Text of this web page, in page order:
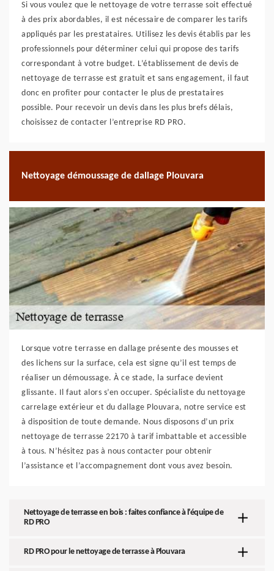
Si vous voulez que le nettoyage de votre terrasse soit effectué
à des prix abordables, il est nécessaire de comparer les tarifs
appliqués par les prestataires. Utilisez les devis établis par les
professionnels pour déterminer celui qui propose des tarifs
correspondant à votre budget. L’établissement de devis de
nettoyage de terrasse est gratuit et sans engagement, il faut
donc en profiter pour contacter le plus de prestataires
possible. Pour recevoir un devis dans les plus brefs délais,
choisissez de contacter l’entreprise RD PRO.
Nettoyage démoussage de dallage Plouvara
Lorsque votre terrasse en dallage présente des mousses et
des lichens sur la surface, cela est signe qu’il est temps de
réaliser un démoussage. À ce stade, la surface devient
glissante. Il faut alors s’en occuper. Spécialiste du nettoyage
carrelage extérieur et du dallage Plouvara, notre service est
à disposition de toute demande. Nous disposons d’un prix
nettoyage de terrasse 22170 à tarif imbattable et accessible
à tous. N’hésitez pas à nous contacter pour obtenir
l’assistance et l’accompagnement dont vous avez besoin.
Nettoyage de terrasse en bois : faites confiance à l’équipe de
RD PRO
RD PRO pour le nettoyage de terrasse à Plouvara